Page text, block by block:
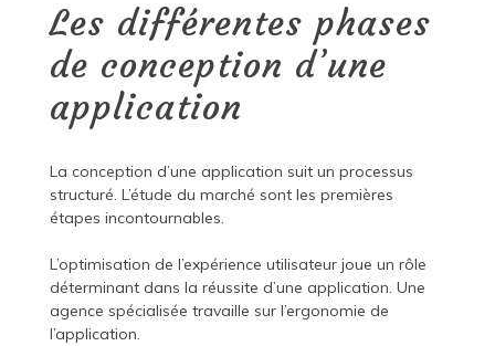
Les différentes phases
de conception d’une
application
La conception d’une application suit un processus
structuré. L’étude du marché sont les premières
étapes incontournables.
L’optimisation de l’expérience utilisateur joue un rôle
déterminant dans la réussite d’une application. Une
agence spécialisée travaille sur l’ergonomie de
l’application.